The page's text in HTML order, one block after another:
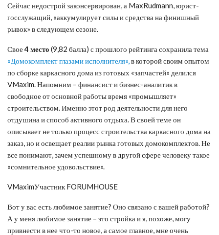
Сейчас недострой законсервирован, а MaxRudmann, юрист-
госслужащий, «аккумулирует силы и средства на финишный
рывок» в следующем сезоне.
Свое4 место (9,82 балла) с прошлого рейтинга сохранила тема
«Домокомплект глазами исполнителя»,в которой своим опытом
по сборке каркасного дома из готовых «запчастей» делился
VMaxim. Напомним – финансист и бизнес-аналитик в
свободное от основной работы время «промышляет»
строительством. Именно этот род деятельности для него
отдушина и способ активного отдыха. В своей теме он
описывает не только процесс строительства каркасного дома на
заказ, но и освещает реалии рынка готовых домокомплектов. Не
все понимают, зачем успешному в другой сфере человеку такое
«сомнительное удовольствие».
VMaximУчастник FORUMHOUSE
Вот у вас есть любимое занятие? Оно связано с вашей работой?
А у меня любимое занятие – это стройка и я, похоже, могу
привнести в нее что-то новое, а самое главное, мне очень